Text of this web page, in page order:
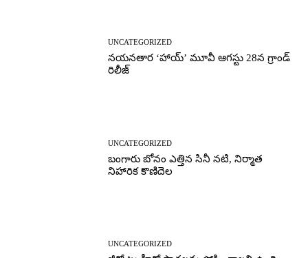
UNCATEGORIZED
నయనతార ‘హాయ్’ మూవీ ఆగస్టు 28న గ్రాండ్
రిలీజ్
UNCATEGORIZED
బంగారు బోనం ఎత్తిన సినీ నటి, నిర్మాత
నిహారిక కొణిదెల
UNCATEGORIZED